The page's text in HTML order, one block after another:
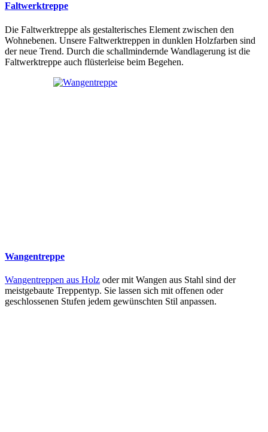
Faltwerktreppe
Die Faltwerktreppe als gestalterisches Element zwischen den
Wohnebenen. Unsere Faltwerktreppen in dunklen Holzfarben sind
der neue Trend. Durch die schallmindernde Wandlagerung ist die
Faltwerktreppe auch flüsterleise beim Begehen.
Wangentreppe
Wangentreppen aus Holz oder mit Wangen aus Stahl sind der
meistgebaute Treppentyp. Sie lassen sich mit offenen oder
geschlossenen Stufen jedem gewünschten Stil anpassen.